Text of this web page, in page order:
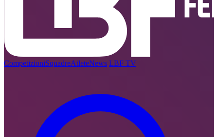
CompetizioniSquadreAtleteNews LBF TV